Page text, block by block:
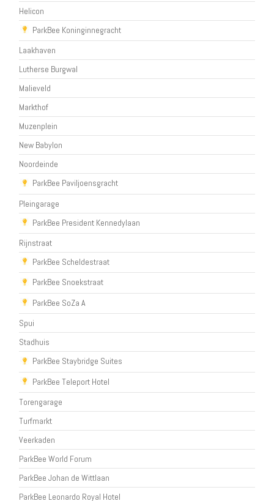
Helicon
ParkBee Koninginnegracht
Laakhaven
Lutherse Burgwal
Malieveld
Markthof
Muzenplein
New Babylon
Noordeinde
ParkBee Paviljoensgracht
Pleingarage
ParkBee President Kennedylaan
Rijnstraat
ParkBee Scheldestraat
ParkBee Snoekstraat
ParkBee SoZa A
Spui
Stadhuis
ParkBee Staybridge Suites
ParkBee Teleport Hotel
Torengarage
Turfmarkt
Veerkaden
ParkBee World Forum
ParkBee Johan de Wittlaan
ParkBee Leonardo Royal Hotel